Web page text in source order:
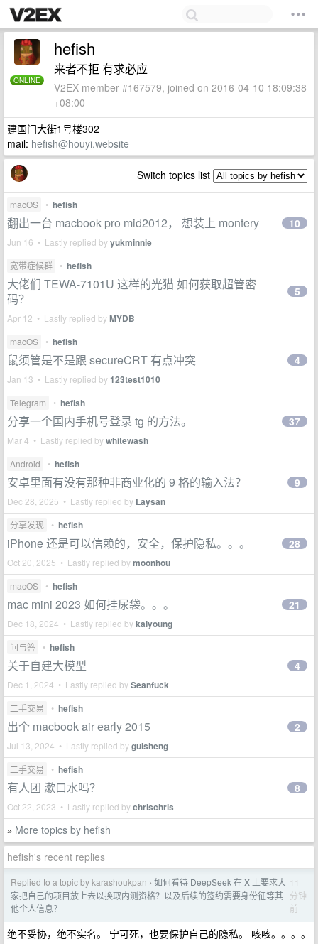
ONLINE
hefish
来者不拒 有求必应
V2EX member #167579, joined on 2016-04-10 18:09:38
+08:00
建国门大街1号楼302
mail: hefish@houyi.website
Switch topics list
macOS • hefish
翻出一台 macbook pro mid2012， 想装上 montery
Jun 16 • Lastly replied byyukminnie
10
宽带症候群 • hefish
大佬们 TEWA-7101U 这样的光猫 如何获取超管密
码？
Apr 12 • Lastly replied byMYDB
5
macOS • hefish
鼠须管是不是跟 secureCRT 有点冲突
Jan 13 • Lastly replied by123test1010
4
Telegram • hefish
分享一个国内手机号登录 tg 的方法。
Mar 4 • Lastly replied bywhitewash
37
Android • hefish
安卓里面有没有那种非商业化的 9 格的输入法？
Dec 28, 2025 • Lastly replied by Laysan
9
分享发现 • hefish
iPhone 还是可以信赖的，安全，保护隐私。。。
Oct 20, 2025 • Lastly replied bymoonhou
28
macOS • hefish
mac mini 2023 如何挂尿袋。。。
Dec 18, 2024 • Lastly replied bykaiyoung
21
问与答 • hefish
关于自建大模型
Dec 1, 2024 • Lastly replied bySeanfuck
4
二手交易 • hefish
出个 macbook air early 2015
Jul 13, 2024 • Lastly replied byguisheng
2
二手交易 • hefish
有人团 漱口水吗？
Oct 22, 2023 • Lastly replied bychrischris
8
» More topics by hefish
hefish's recent replies
Replied to a topic by karashoukpan › 如何看待 DeepSeek 在 X 上要求大
家把自己的项目放上去以换取内测资格？以及后续的签约需要身份征等其
他个人信息？
11
分钟
前
绝不妥协，绝不实名。 宁可死，也要保护自己的隐私。 咳咳。。。。